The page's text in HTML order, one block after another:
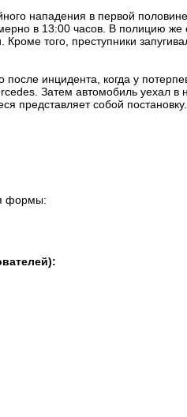
нападения в первой
в 13:00 часов. В полицию же
того, преступники
после инцидента, когда у
Затем автомобиль уехал в
представляет собой постановку.
формы: